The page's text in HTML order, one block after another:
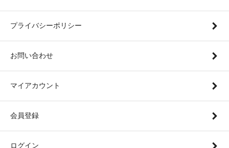
プライバシーポリシー
お問い合わせ
マイアカウント
会員登録
ログイン